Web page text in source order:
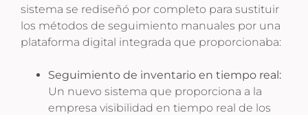
sistema se rediseñó por completo para sustituir
los métodos de seguimiento manuales por una
plataforma digital integrada que proporcionaba:
Seguimiento de inventario en tiempo real:
Un nuevo sistema que proporciona a la
empresa visibilidad en tiempo real de los